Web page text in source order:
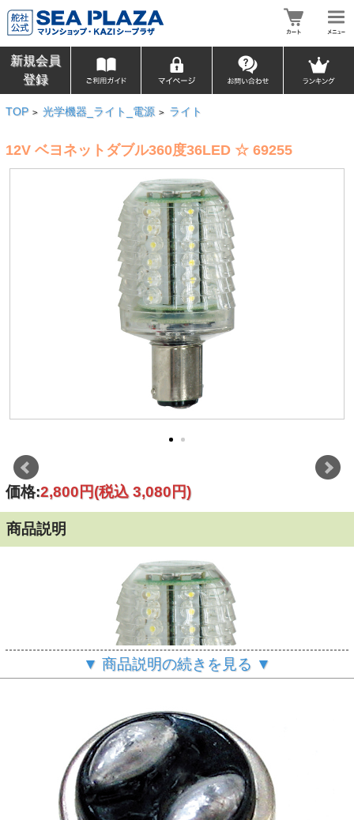
新規会員
登録
TOP > 光学機器_ライト_電源 > ライト
12V ベヨネットダブル360度36LED ☆ 69255
価格:2,800円(税込 3,080円)
商品説明
▼ 商品説明の続きを見る ▼